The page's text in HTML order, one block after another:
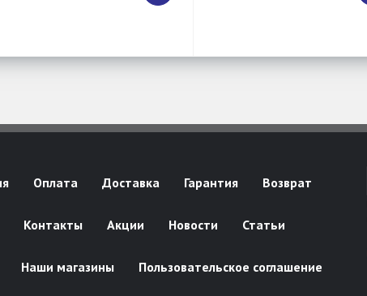
Оплата Доставка Гарантия Возврат
Контакты Акции Новости Статьи
Наши магазины Пользовательское соглашение